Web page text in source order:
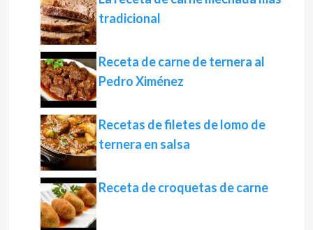
tradicional
Receta de carne de ternera al
Pedro Ximénez
Recetas de filetes de lomo de
ternera en salsa
Receta de croquetas de carne